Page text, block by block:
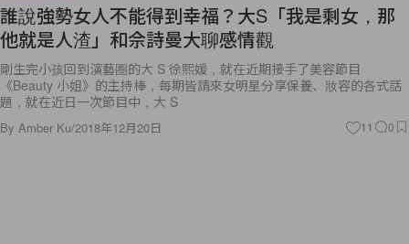
誰說強勢女人不能得到幸福？大S「我是剩女，那
他就是人渣」和佘詩曼大聊感情觀
剛生完小孩回到演藝圈的大 S 徐熙媛，就在近期接手了美容節目
《Beauty 小姐》的主持棒，每期皆請來女明星分享保養、妝容的各式話
題，就在近日一次節目中，大 S
By Amber Ku/2018年12月20日 11 0